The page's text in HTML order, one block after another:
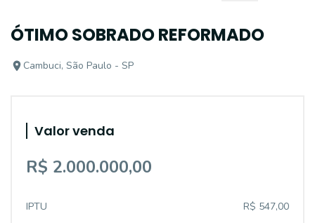
ÓTIMO SOBRADO REFORMADO
Cambuci, São Paulo - SP
Valor venda
R$ 2.000.000,00
IPTU R$ 547,00